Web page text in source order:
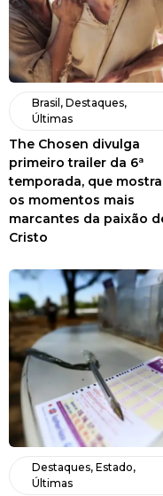
Brasil , Destaques,
Últimas
The Chosen divulga
primeiro trailer da 6ª
temporada, que
os momentos mais
marcantes da paixão
Cristo
Destaques, Estado,
Últimas